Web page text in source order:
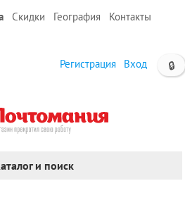
Скидки География
Контакты
🔒
Регистрация Вход
и поиск